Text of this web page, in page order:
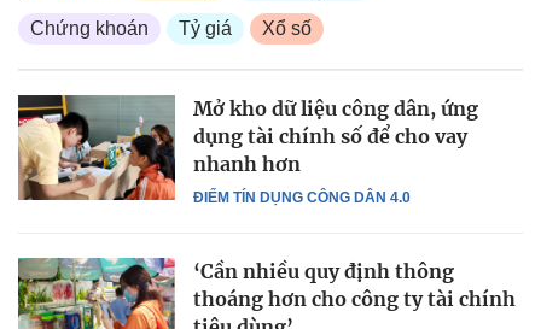
Chứng khoán Tỷ giá Xổ số
ĐIỂM TÍN DỤNG CÔNG DÂN 4.0
Mở kho dữ liệu công dân, ứng
dụng tài chính số để cho vay
nhanh hơn
‘Cần nhiều quy định thông
thoáng hơn cho công ty tài chính